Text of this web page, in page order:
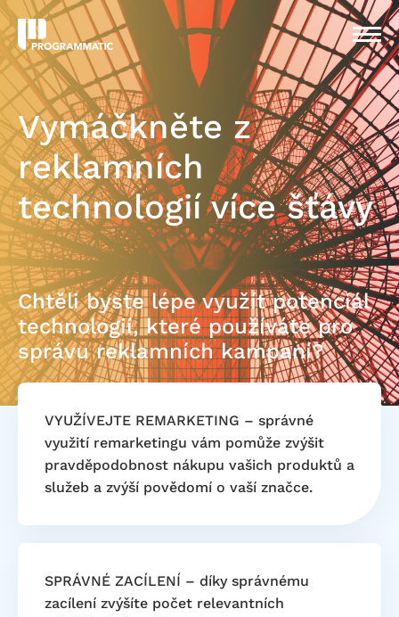
Vymáčkněte z
reklamních
technologií více šťávy
Chtěli byste lépe využít potenciál
technologií, které používáte pro
správu reklamních kampaní?
VYUŽÍVEJTE REMARKETING – správné
využití remarketingu vám pomůže zvýšit
pravděpodobnost nákupu vašich produktů a
služeb a zvýší povědomí o vaší značce.
SPRÁVNÉ ZACÍLENÍ – díky správnému
zacílení zvýšíte počet relevantních